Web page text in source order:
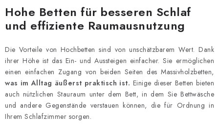
t
e
u
e
r
e
l
e
m
e
Hohe Betten für besseren Schlaf
und effiziente Raumausnutzung
Die Vorteile von Hochbetten sind von unschätzbarem Wert. Dank
ihrer Höhe ist das Ein- und Aussteigen einfacher. Sie ermöglichen
einen einfachen Zugang von beiden Seiten des Massivholzbetten,
was im Alltag äußerst praktisch ist. Einige dieser Betten bieten
auch nützlichen Stauraum unter dem Bett, in dem Sie Bettwäsche
und andere Gegenstände verstauen können, die für Ordnung in
Ihrem Schlafzimmer sorgen.